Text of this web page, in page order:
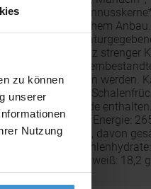
zu können
unserer
Nutzung
biologischem Anbau.
unterliegt
- trotz strenger
Schalen- /
ausgeschlossen werden.
von anderen
und Getreide enthalten.
pro 100g: Energie:
kcal, Fett: 56,1 g, davon
6,5 g,
Zucker: 6 g, Eiweiß: 18,2
g.